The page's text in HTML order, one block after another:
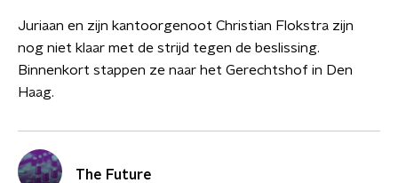
Juriaan en zijn kantoorgenoot Christian Flokstra zijn
nog niet klaar met de strijd tegen de beslissing.
Binnenkort stappen ze naar het Gerechtshof in Den
Haag.
The Future